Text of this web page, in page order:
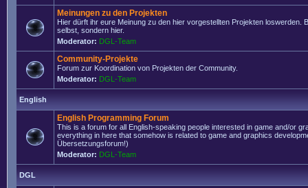
Meinungen zu den Projekten
Hier dürft ihr eure Meinung zu den hier vorgestellten Projekten loswerden.
selbst, sondern hier.
Moderator: DGL-Team
Community-Projekte
Forum zur Koordination von Projekten der Community.
Moderator: DGL-Team
English
English Programming Forum
This is a forum for all English-speaking people interested in game and/or
everything in here that somehow is related to game and graphics
Übersetzungsforum!)
Moderator: DGL-Team
DGL